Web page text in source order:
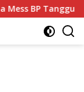
Warga